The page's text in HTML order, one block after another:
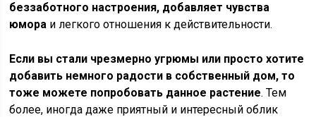
беззаботного настроения, добавляет чувства
юмора и легкого отношения к действительности.
Если вы стали чрезмерно угрюмы или просто хотите
добавить немного радости в собственный дом, то
тоже можете попробовать данное растение. Тем
более, иногда даже приятный и интересный облик